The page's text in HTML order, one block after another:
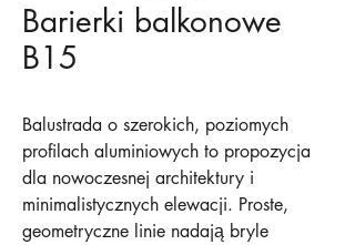
Barierki balkonowe
B15
Balustrada o szerokich, poziomych
profilach aluminiowych to propozycja
dla nowoczesnej architektury i
minimalistycznych elewacji. Proste,
geometryczne linie nadają bryle